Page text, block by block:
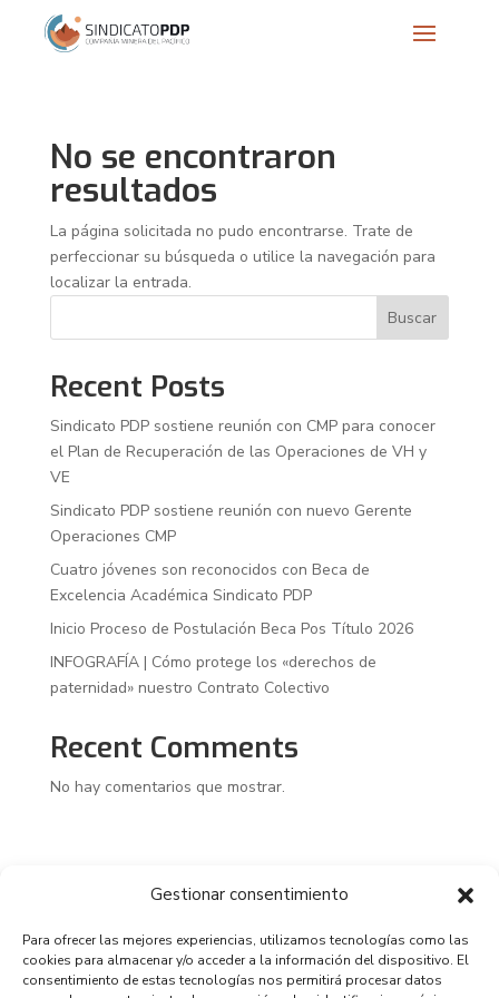
Gestionar consentimiento
Para ofrecer las mejores experiencias, utilizamos tecnologías como las
cookies para almacenar y/o acceder a la información del dispositivo. El
consentimiento de estas tecnologías nos permitirá procesar datos
No se encontraron
resultados
La página solicitada no pudo encontrarse. Trate de
perfeccionar su búsqueda o utilice la navegación para
localizar la entrada.
Buscar
Recent Posts
Sindicato PDP sostiene reunión con CMP para conocer
el Plan de Recuperación de las Operaciones de VH y
VE
Sindicato PDP sostiene reunión con nuevo Gerente
Operaciones CMP
Cuatro jóvenes son reconocidos con Beca de
Excelencia Académica Sindicato PDP
Inicio Proceso de Postulación Beca Pos Título 2026
INFOGRAFÍA | Cómo protege los «derechos de
paternidad» nuestro Contrato Colectivo
Recent Comments
No hay comentarios que mostrar.